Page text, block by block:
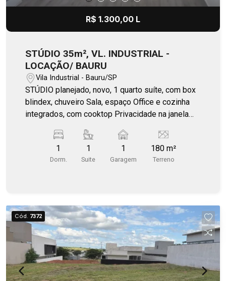
R$ 1.300,00 L
STÚDIO 35m², VL. INDUSTRIAL -
LOCAÇÃO/ BAURU
Vila Industrial - Bauru/SP
STÚDIO planejado, novo, 1 quarto suíte, com box
blindex, chuveiro Sala, espaço Office e cozinha
integrados, com cooktop Privacidade na janela
condicionado, painel TV Localizado próximo ao
Residencial Bosque da Saúde 01 vaga de
garagem Incluso (Gás encanado, iluminação
1
Dorm.
1
Suite
1
Garagem
180 m²
Terreno
Cód. 7372